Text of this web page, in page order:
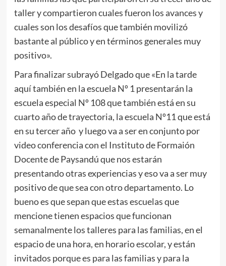
taller y compartieron cuales fueron los avances y
cuales son los desafíos que también movilizó
bastante al público y en términos generales muy
positivo».
Para finalizar subrayó Delgado que «En la tarde
aquí también en la escuela Nº 1 presentarán la
escuela especial Nº 108 que también está en su
cuarto año de trayectoria, la escuela Nº11 que está
en su tercer año y luego va a ser en conjunto por
video conferencia con el Instituto de Formaión
Docente de Paysandú que nos estarán
presentando otras experiencias y eso va a ser muy
positivo de que sea con otro departamento. Lo
bueno es que sepan que estas escuelas que
mencione tienen espacios que funcionan
semanalmente los talleres para las familias, en el
espacio de una hora, en horario escolar, y están
invitados porque es para las familias y para la